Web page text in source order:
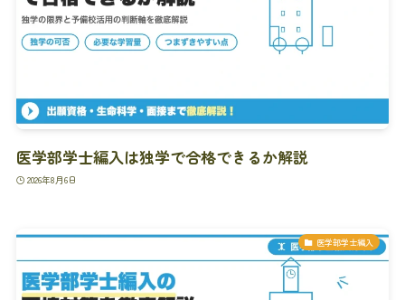
医学部学士編入は独学で合格できるか解説
2026年8月6日
医学部学士編入